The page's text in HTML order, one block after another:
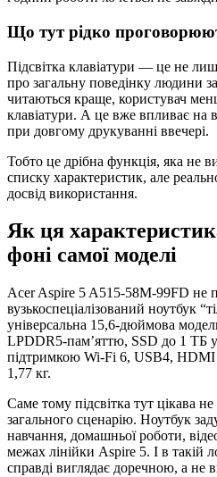
Що тут рідко
Підсвітка клавіатури — це не
про загальну поведінку людини
читаються краще, користувач
клавіатури. А це вже впливає на
при довгому друкуванні ввечері.
Тобто це дрібна функція, яка не
списку характеристик, але
досвід використання.
Як ця
фоні самої моделі
Acer Aspire 5 A515-58M-99FD не
вузькоспеціалізований ноутбук
універсальна 15,6-дюймова
LPDDR5-пам’яттю, SSD до 1 ТБ у
підтримкою Wi-Fi 6, USB4, HDMI
1,77 кг.
Саме тому підсвітка тут цікава
загального сценарію. Ноутбук
навчання, домашньої роботи,
межах лінійки Aspire 5. І в такій
справді виглядає доречною, а не